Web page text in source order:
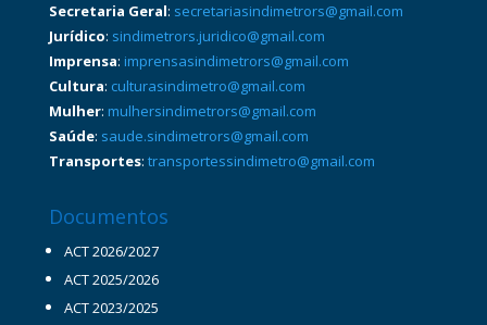
Secretaria Geral: secretariasindimetrors@gmail.com
Jurídico: sindimetrors.juridico@gmail.com
Imprensa: imprensasindimetrors@gmail.com
Cultura: culturasindimetro@gmail.com
Mulher: mulhersindimetrors@gmail.com
Saúde: saude.sindimetrors@gmail.com
Transportes: transportessindimetro@gmail.com
Documentos
ACT 2026/2027
ACT 2025/2026
ACT 2023/2025